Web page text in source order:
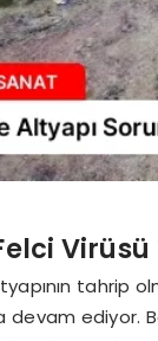
tahrip
ediyor.